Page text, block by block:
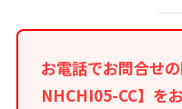
媒体等のツアーパン
≪野球観戦について
■追加代金にて観戦
お電話でお問合せ
NHCHI05-CC】を